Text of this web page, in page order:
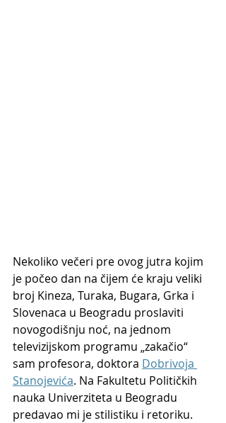
Nekoliko večeri pre ovog jutra kojim
je počeo dan na čijem će kraju veliki
broj Kineza, Turaka, Bugara, Grka i
Slovenaca u Beogradu proslaviti
novogodišnju noć, na jednom
televizijskom programu „zakačio“
sam profesora, doktora Dobrivoja
Stanojevića. Na Fakultetu Političkih
nauka Univerziteta u Beogradu
predavao mi je stilistiku i retoriku.